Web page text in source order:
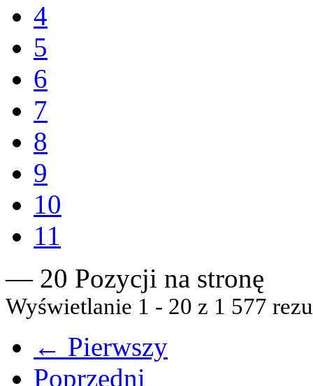
4
5
6
7
8
9
10
11
— 20 Pozycji na stronę
Wyświetlanie 1 - 20 z 1 577
← Pierwszy
Poprzedni